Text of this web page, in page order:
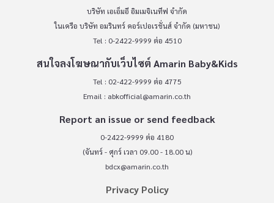
บริษัท เอเอ็มอี อิมเมจิเนทีฟ จำกัด
ในเครือ บริษัท อมรินทร์ คอร์เปอเรชั่นส์ จำกัด (มหาชน)
Tel : 0-2422-9999 ต่อ 4510
สนใจลงโฆษณากับเว็บไซต์ Amarin Baby&Kids
Tel : 02-422-9999 ต่อ 4775
Email : abkofficial@amarin.co.th
Report an issue or send feedback
0-2422-9999 ต่อ 4180
(จันทร์ - ศุกร์ เวลา 09.00 - 18.00 น)
bdcx@amarin.co.th
Privacy Policy